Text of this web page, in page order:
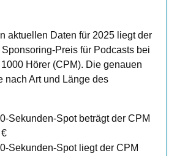
aktuellen Daten für 2025 liegt der
Preis für Podcasts bei
Hörer (CPM). Die genauen
nach Art und Länge des
Sekunden-Spot beträgt der CPM
Sekunden-Spot liegt der CPM